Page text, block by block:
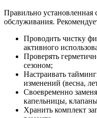
Правильно установленная
обслуживания.
Проводить чистку
активного
Проверять
сезоном;
Настраивать
изменений (весна,
Своевременно
капельницы,
Хранить комплект